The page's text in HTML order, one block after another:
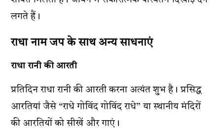
लगते हैं।
राधा नाम जप के साथ अन्य साधनाएं
राधा रानी की आरती
प्रतिदिन राधा रानी की आरती करना अत्यंत शुभ है। प्रसिद्ध
आरतियां जैसे “राधे गोविंद गोविंद राधे” या स्थानीय मंदिरों
की आरतियों को सीखें और गाएं।